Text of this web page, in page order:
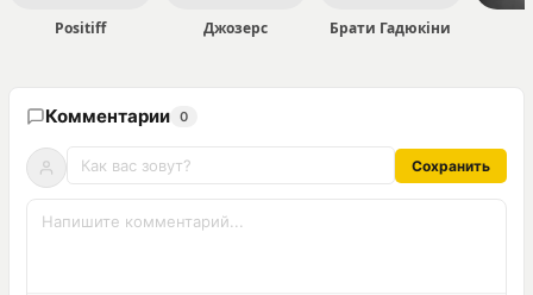
Positiff Джозерс Брати Гадюкіни
Комментарии 0
Сохранить